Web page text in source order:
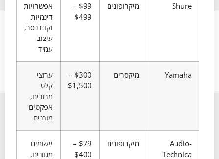
Shure מיקרופונים
$99 –
$499
אפשרויות
דינמיות
וקונדנסר,
עיצוב
עמיד
Yamaha מיקסרים
$300 –
$1,500
ערוצי
קלט
מרובים,
אפקטים
מובנים
Audio-
Technica
מיקרופונים
$79 –
$400
יישומים
מגוונים,